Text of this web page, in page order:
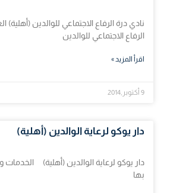
نادي درة الرفاع الاجتماعي للوالدين (أهلية)
الرفاع الاجتماعي للوالدين
اقرأ المزيد »
9 أكتوبر,2014
دار يوكو لرعاية الوالدين (أهلية)
دار يوكو لرعاية الوالدين (أهلية) الخدمات
بها